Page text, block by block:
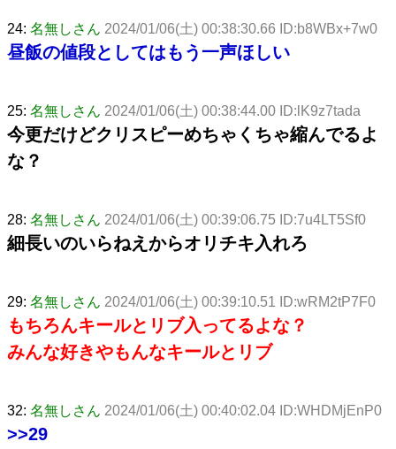
24: 名無しさん 2024/01/06(土) 00:38:30.66 ID:b8WBx+7w0
昼飯の値段としてはもう一声ほしい
25: 名無しさん 2024/01/06(土) 00:38:44.00 ID:lK9z7tada
今更だけどクリスピーめちゃくちゃ縮んでるよ
な？
28: 名無しさん 2024/01/06(土) 00:39:06.75 ID:7u4LT5Sf0
細長いのいらねえからオリチキ入れろ
29: 名無しさん 2024/01/06(土) 00:39:10.51 ID:wRM2tP7F0
もちろんキールとリブ入ってるよな？
みんな好きやもんなキールとリブ
32: 名無しさん 2024/01/06(土) 00:40:02.04 ID:WHDMjEnP0
>>29